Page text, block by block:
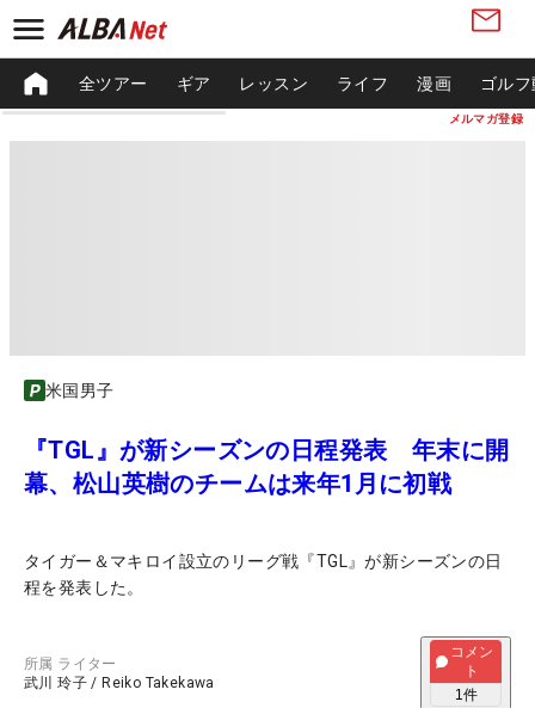
メルマガ登録
全ツアー ギア レッスン ライフ 漫画 ゴル
米国男子
『TGL』が新シーズンの日程発表 年末に開
幕、松山英樹のチームは来年1月に初戦
タイガー＆マキロイ設立のリーグ戦『TGL』が新シーズンの日
程を発表した。
所属 ライター
武川 玲子 / Reiko Takekawa
コメン
ト
1件